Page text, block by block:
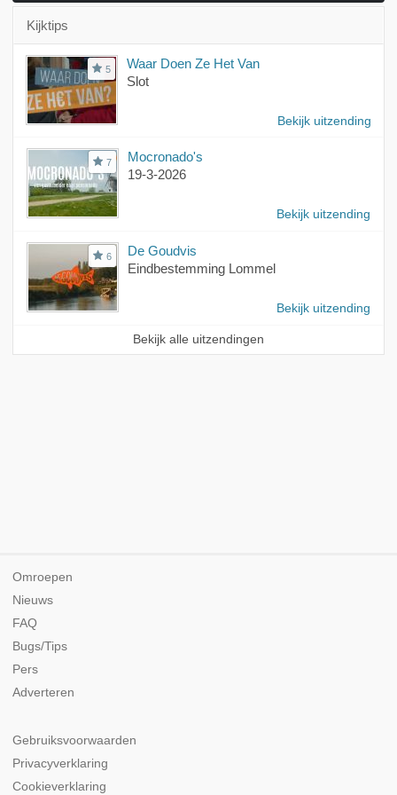
Kijktips
5
Waar Doen Ze Het Van
Slot
Bekijk uitzending
7
Mocronado's
19-3-2026
Bekijk uitzending
6
De Goudvis
Eindbestemming Lommel
Bekijk uitzending
Bekijk alle uitzendingen
Omroepen
Nieuws
FAQ
Bugs/Tips
Pers
Adverteren
Gebruiksvoorwaarden
Privacyverklaring
Cookieverklaring